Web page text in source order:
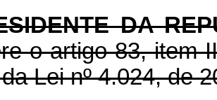
DA
o artigo 83, item
Lei nº 4.024, de